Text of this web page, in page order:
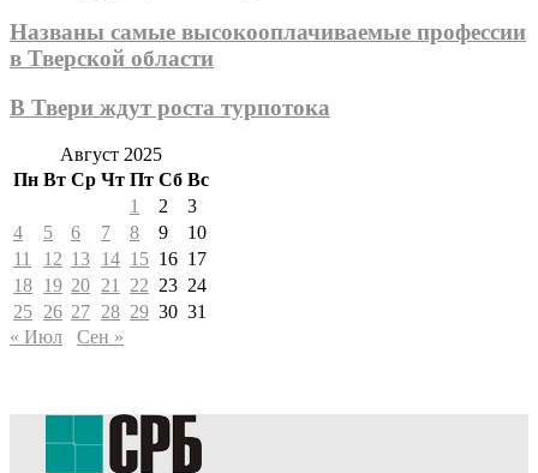
Названы самые высокооплачиваемые профессии
в Тверской области
В Твери ждут роста турпотока
Август 2025
Пн Вт Ср Чт Пт Сб Вс
1
2
3
4
5 6 7 8 9
10
11
12 13 14 15 16 17
18 19 20 21 22 23 24
25 26 27 28 29 30 31
« Июл
Сен »